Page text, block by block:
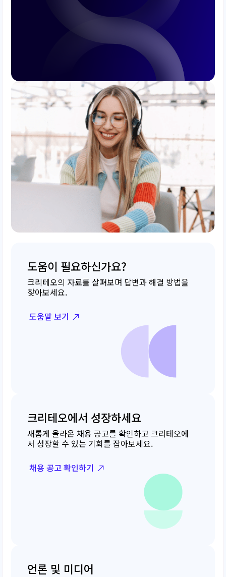
도움이 필요하신가요?
크리테오의 자료를 살펴보며 답변과 해결 방법을
찾아보세요.
도움말 보기
크리테오에서 성장하세요
새롭게 올라온 채용 공고를 확인하고 크리테오에
서 성장할 수 있는 기회를 잡아보세요.
채용 공고 확인하기
언론 및 미디어